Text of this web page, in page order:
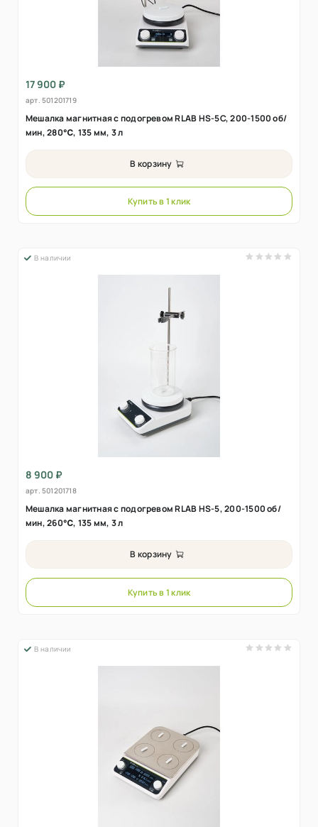
17 900 ₽
арт. 501201719
Мешалка магнитная с подогревом RLAB HS-5C, 200-1500 об/
мин, 280℃, 135 мм, 3 л
В корзину
Купить в 1 клик
В наличии
8 900 ₽
арт. 501201718
Мешалка магнитная с подогревом RLAB HS-5, 200-1500 об/
мин, 260℃, 135 мм, 3 л
В корзину
Купить в 1 клик
В наличии